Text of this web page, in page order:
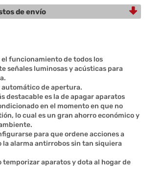
de envío
el funcionamiento de todos los
señales luminosas y acústicas para
automático de apertura.
destacable es la de apagar aparatos
en el momento en que no
lo cual es un gran ahorro económico y
para que ordene acciones a
alarma antirrobos sin tan siquiera
temporizar aparatos y dota al hogar de